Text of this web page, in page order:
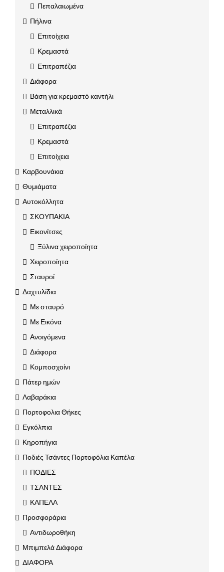
Πεπαλαιωμένα
Πήλινα
Επιτοίχεια
Κρεμαστά
Επιτραπέζια
Διάφορα
Βάση για κρεμαστό καντήλι
Μεταλλικά
Επιτραπέζια
Κρεμαστά
Επιτοίχεια
Καρβουνάκια
Θυμιάματα
Αυτοκόλλητα
ΣΚΟΥΠΑΚΙΑ
Εικονίτσες
Ξύλινα χειροποίητα
Χειροποίητα
Σταυροί
Δαχτυλίδια
Με σταυρό
Με Εικόνα
Ανοιγόμενα
Διάφορα
Κομποσχοίνι
Πάτερ ημών
Λαβαράκια
Πορτοφολια Θήκες
Εγκόλπια
Κηροπήγια
Ποδιές Τσάντες Πορτοφόλια Καπέλα
ΠΟΔΙΕΣ
ΤΣΑΝΤΕΣ
ΚΑΠΕΛΑ
Προσφοράρια
Αντιδωροθήκη
Μπιμπελά Διάφορα
ΔΙΑΦΟΡΑ